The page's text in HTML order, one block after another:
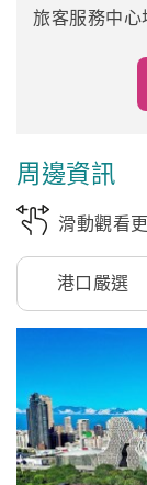
旅客服務中心
周邊資訊
滑動觀看
港口嚴選